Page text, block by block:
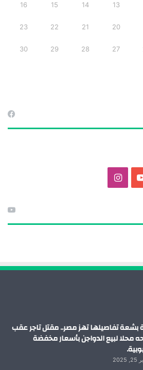
13
14
15
16
20
21
22
23
27
28
29
30
م
بشعة تفاصيلها تهز مصر.. مقتل تاجر عقب
محلا لبيع الدواجن بأسعار مخفضة